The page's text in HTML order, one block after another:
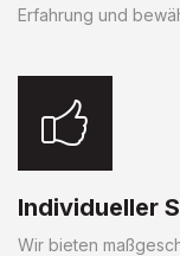
Erfahrung und
Individueller
Wir bieten